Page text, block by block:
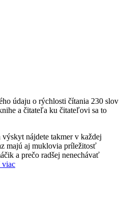
údaju o rýchlosti čítania 230 slov
a čitateľa ku čitateľovi sa to
nájdete takmer v každej
majú aj muklovia príležitosť
a prečo radšej nenechávať